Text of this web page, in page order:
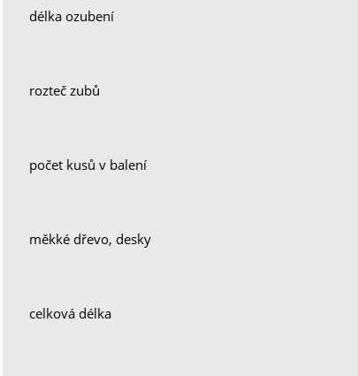
délka ozubení
rozteč zubů
počet kusů v balení
měkké dřevo, desky
celková délka